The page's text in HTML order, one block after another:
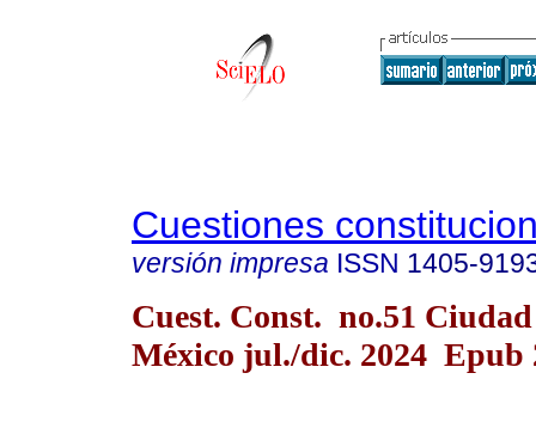
Cuestiones
versión impresa ISSN 1405-
Cuest. Const. no.51
México jul./dic. 2024 Epub